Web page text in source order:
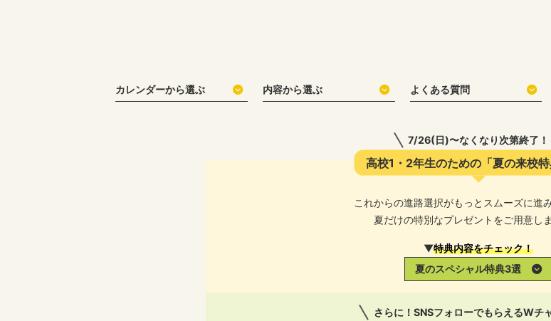
カレンダーから選ぶ 内容から選ぶ よくある質問
7/26(日)〜なくなり次第終了！
高校1・2年生のための「夏の来校
これからの進路選択がもっとスムーズに進
夏だけの特別なプレゼントをご用意し
▼特典内容をチェック！
夏のスペシャル特典3選
さらに！SNSフォローでもらえるWチ